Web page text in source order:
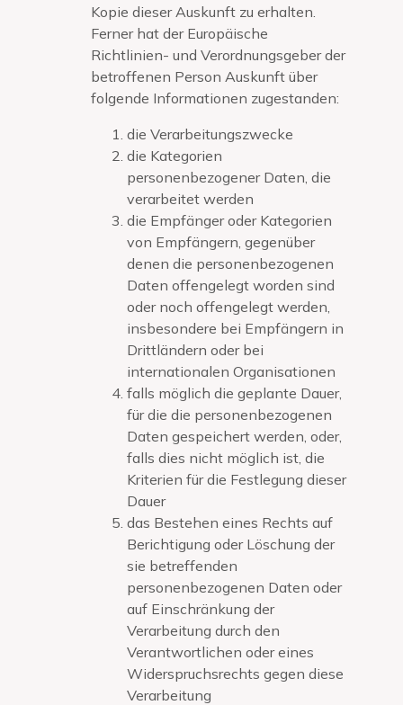
Kopie dieser Auskunft zu erhalten.
Ferner hat der Europäische
Richtlinien- und Verordnungsgeber der
betroffenen Person Auskunft über
folgende Informationen zugestanden:
die Verarbeitungszwecke
die Kategorien
personenbezogener Daten, die
verarbeitet werden
die Empfänger oder Kategorien
von Empfängern, gegenüber
denen die personenbezogenen
Daten offengelegt worden sind
oder noch offengelegt werden,
insbesondere bei Empfängern in
Drittländern oder bei
internationalen Organisationen
falls möglich die geplante Dauer,
für die die personenbezogenen
Daten gespeichert werden, oder,
falls dies nicht möglich ist, die
Kriterien für die Festlegung dieser
Dauer
das Bestehen eines Rechts auf
Berichtigung oder Löschung der
sie betreffenden
personenbezogenen Daten oder
auf Einschränkung der
Verarbeitung durch den
Verantwortlichen oder eines
Widerspruchsrechts gegen diese
Verarbeitung